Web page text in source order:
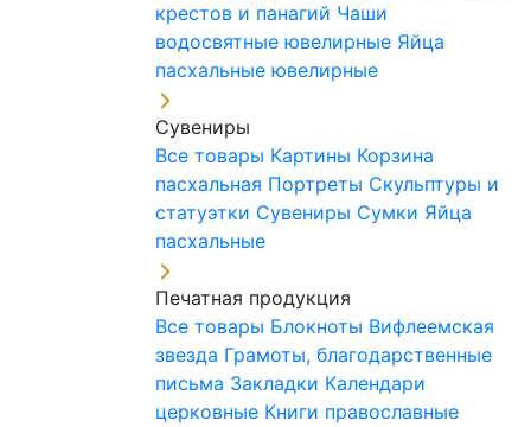
крестов и панагий Чаши
водосвятные ювелирные Яйца
пасхальные ювелирные
Сувениры
Все товары Картины Корзина
пасхальная Портреты Скульптуры и
статуэтки Сувениры Сумки Яйца
пасхальные
Печатная продукция
Все товары Блокноты Вифлеемская
звезда Грамоты, благодарственные
письма Закладки Календари
церковные Книги православные